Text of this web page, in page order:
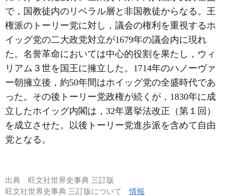
で，国教徒内のリベラル層と非国教徒からなる。王
権派のトーリー党に対し，議会の権利を重視するホ
イッグ党の二大政党対立が1679年の議会内に現れ
た。名誉革命においては中心的役割を果たし，ウィ
リアム３世を国王に擁立した。1714年のハノーヴァ
ー朝擁立後，約50年間はホイッグ党の全盛時代であ
った。その後トーリー党政権が続くが，1830年に成
立したホイッグ内閣は，32年選挙法改正（第１回）
を成立させた。以後トーリー党進歩派を含めて自由
党となる。
出典 旺文社世界史事典 三訂版
旺文社世界史事典 三訂版について情報